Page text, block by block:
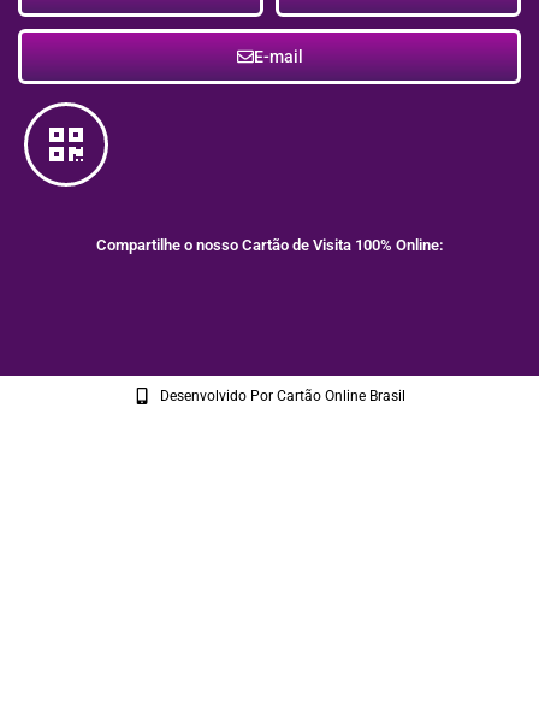
E-mail
Compartilhe o nosso Cartão de Visita 100% Online:
Desenvolvido Por Cartão Online Brasil